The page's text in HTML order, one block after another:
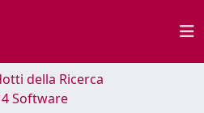
della Ricerca
Software